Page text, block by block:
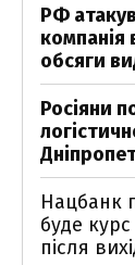
РФ
компанія
обсяги
Росіяни
Нацбанк
буде
після